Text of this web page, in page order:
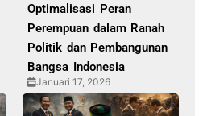
Optimalisasi Peran
Perempuan dalam Ranah
Politik dan Pembangunan
Bangsa Indonesia
Januari 17, 2026